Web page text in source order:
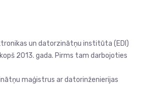
un datorzinātņu institūta (EDI)
2013. gada. Pirms tam darbojoties
maģistrus ar datorinženierijas